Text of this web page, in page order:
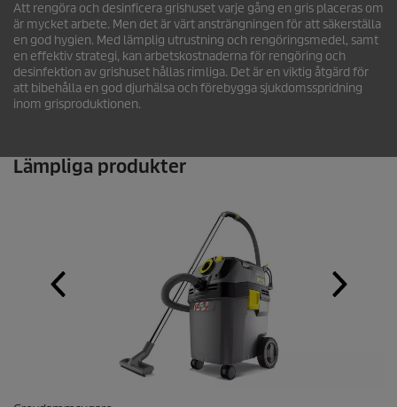
Att rengöra och desinficera grishuset varje gång en gris placeras om
är mycket arbete. Men det är värt ansträngningen för att säkerställa
en god hygien. Med lämplig utrustning och rengöringsmedel, samt
en effektiv strategi, kan arbetskostnaderna för rengöring och
desinfektion av grishuset hållas rimliga. Det är en viktig åtgärd för
att bibehålla en god djurhälsa och förebygga sjukdomsspridning
inom grisproduktionen.
Lämpliga produkter